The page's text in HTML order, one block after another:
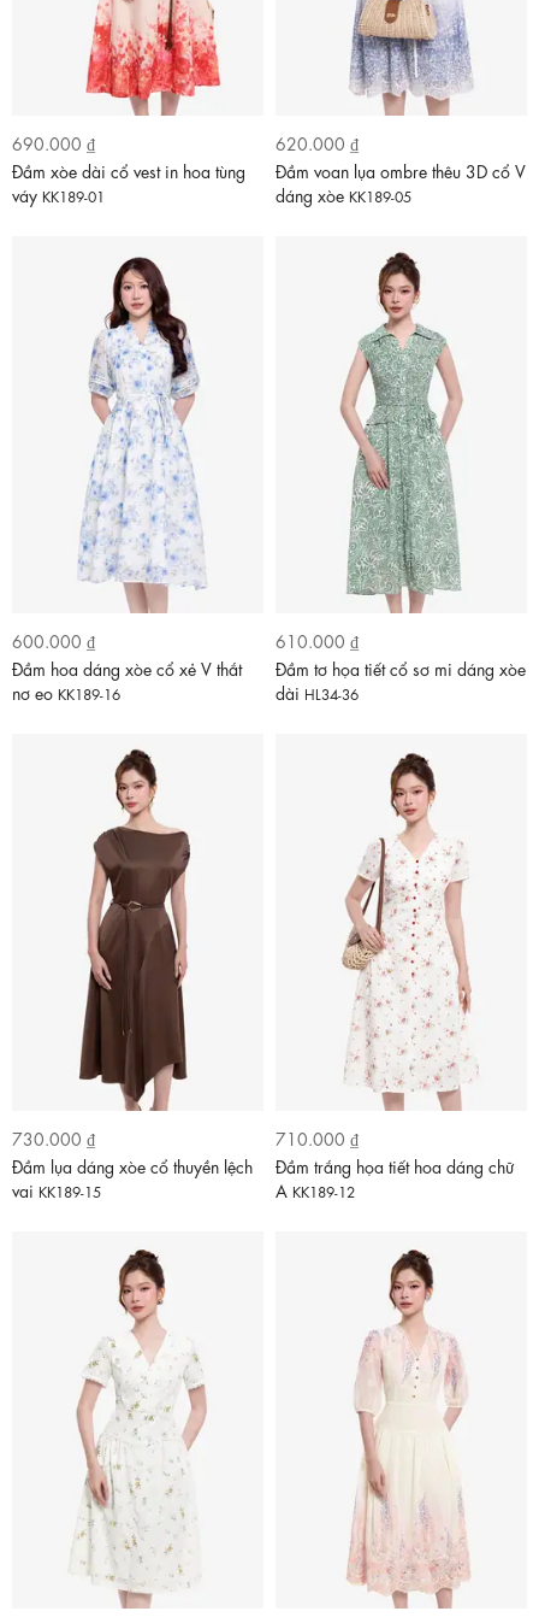
690.000 ₫
Đầm xòe dài cổ vest in hoa tùng
váy KK189-01
620.000 ₫
Đầm voan lụa ombre thêu 3D cổ V
dáng xòe KK189-05
600.000 ₫
Đầm hoa dáng xòe cổ xẻ V thắt
nơ eo KK189-16
610.000 ₫
Đầm tơ họa tiết cổ sơ mi dáng xòe
dài HL34-36
730.000 ₫
Đầm lụa dáng xòe cổ thuyền lệch
vai KK189-15
710.000 ₫
Đầm trắng họa tiết hoa dáng chữ
A KK189-12